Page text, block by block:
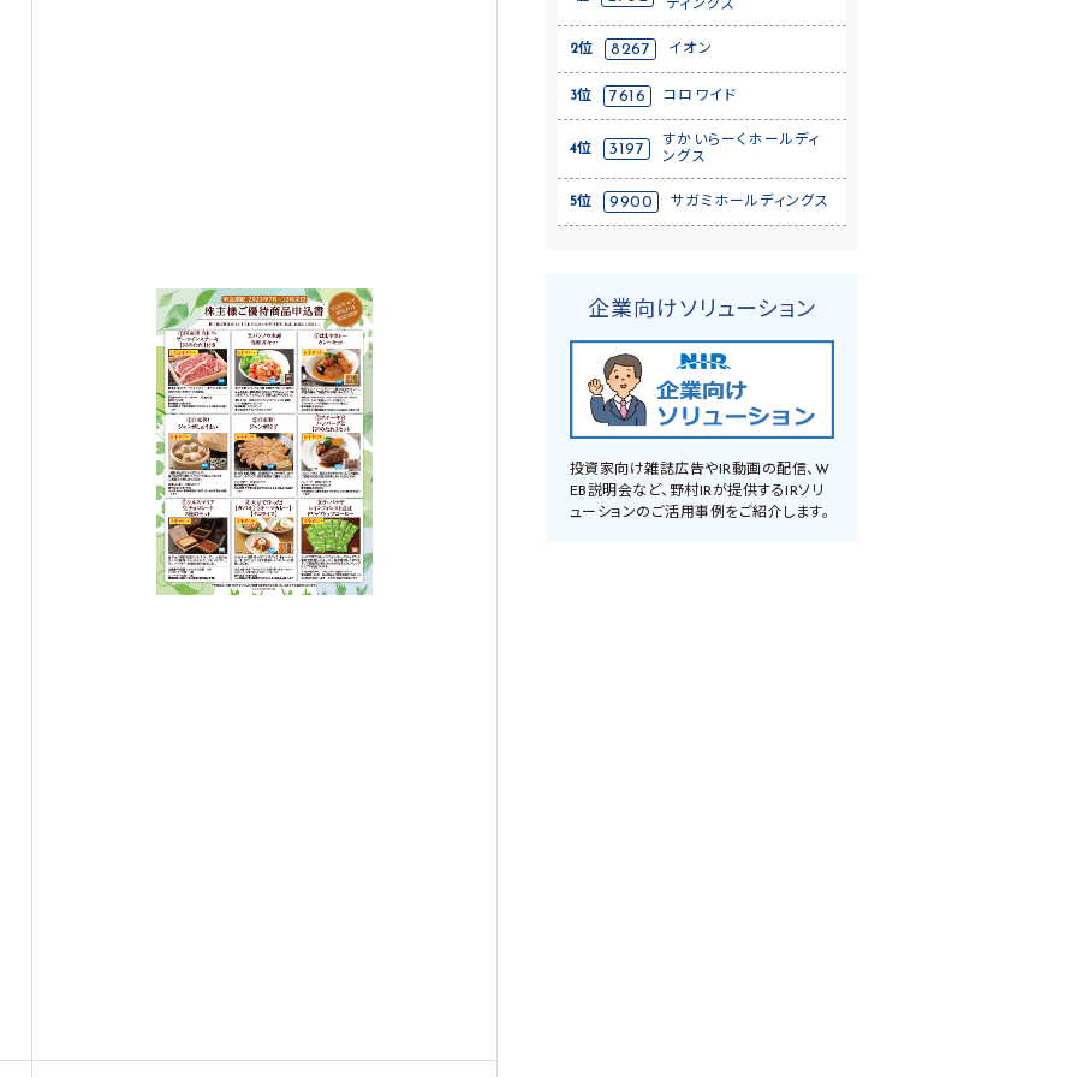
ディングス
2位 8267 イオン
3位 7616 コロワイド
4位 3197
すかいらーくホールディ
ングス
5位 9900 サガミホールディングス
企業向けソリューション
投資家向け雑誌広告やIR動画の配信、W
EB説明会など、野村IRが提供するIRソリ
ューションのご活用事例をご紹介します。